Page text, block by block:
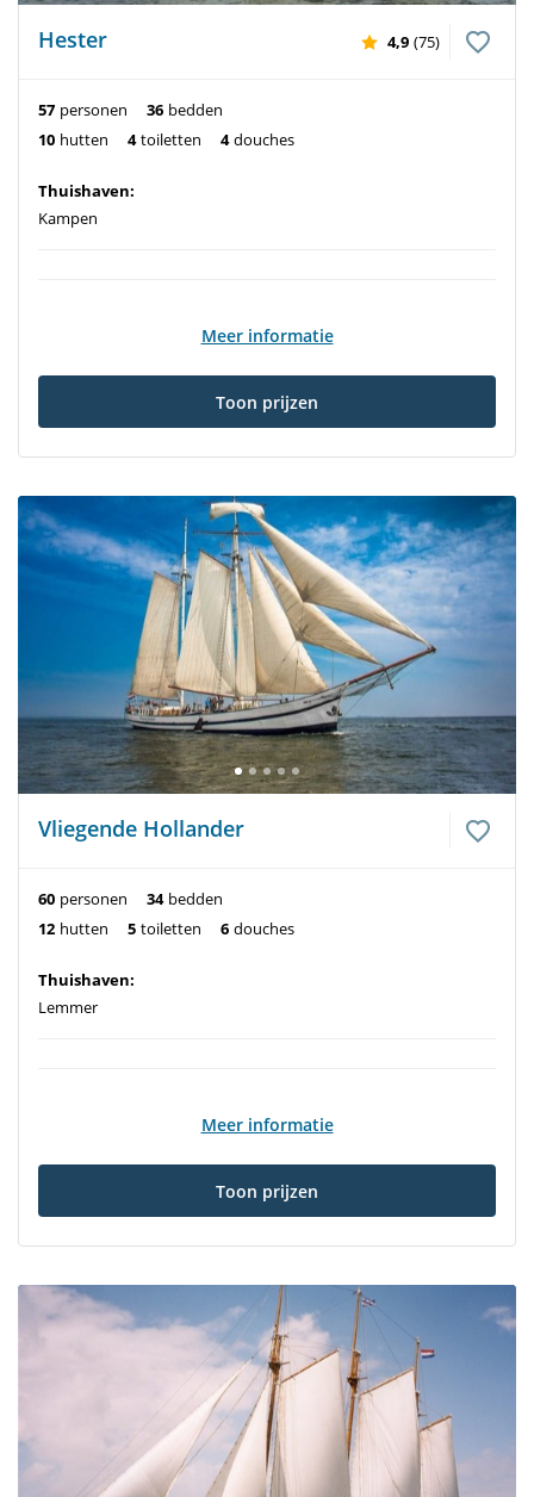
Hester 4,9 (75)
57 personen 36 bedden
10 hutten 4 toiletten 4 douches
Thuishaven:
Kampen
Meer informatie
Toon prijzen
Vliegende Hollander
60 personen 34 bedden
12 hutten 5 toiletten 6 douches
Thuishaven:
Lemmer
Meer informatie
Toon prijzen